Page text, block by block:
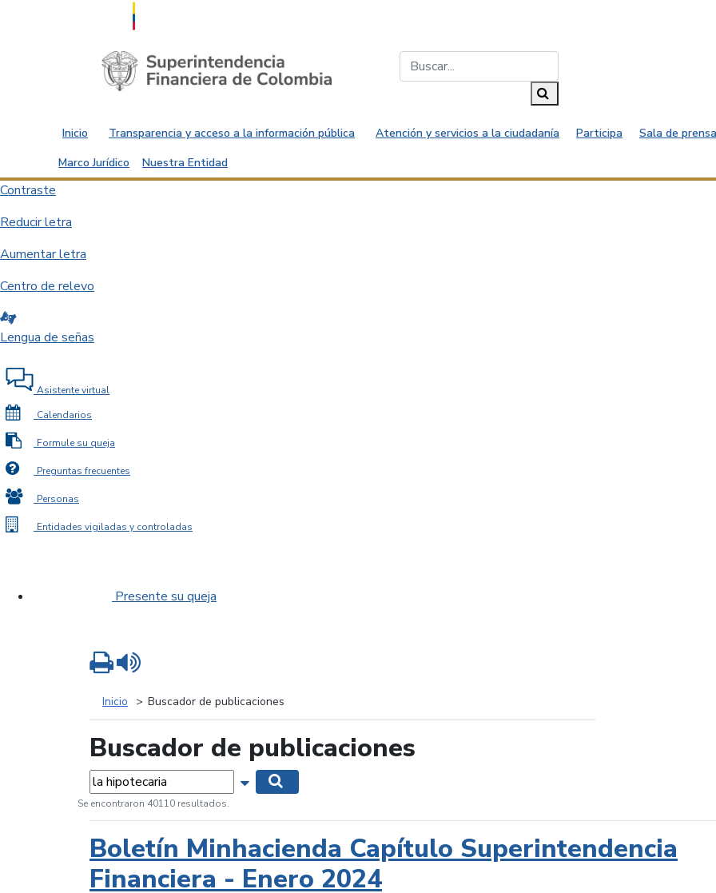
Saltar al contenido principal
Inicio Transparencia y acceso a la información pública Atención y servicios a la ciudadanía Participa
Sala de
Marco Jurídico
Nuestra Entidad
Contraste
Reducir letra
Aumentar letra
Centro de relevo
Lengua de señas
Asistente virtual
Calendarios
Formule su queja
Preguntas frecuentes
Personas
Entidades vigiladas y controladas
Presente su queja
Inicio Buscador de publicaciones
Buscador de publicaciones
Palabras... Mostrar opciones de búsqueda
Se encontraron 40110 resultados.
Boletín Minhacienda Capítulo Superintendencia
Financiera - Enero 2024
Imprimir